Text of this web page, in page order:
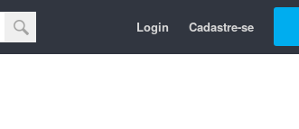
Login Cadastre-se